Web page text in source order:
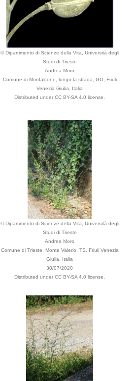
© Dipartimento di Scienze della Vita, Università degli
Studi di Trieste
Andrea Moro
Comune di Monfalcone, lungo la strada, GO, Friuli
Venezia Giulia, Italia
Distributed under CC BY-SA 4.0 license.
© Dipartimento di Scienze della Vita, Università degli
Studi di Trieste
Andrea Moro
Comune di Trieste, Monte Valerio, TS, Friuli Venezia
Giulia, Italia
30/07/2020
Distributed under CC BY-SA 4.0 license.